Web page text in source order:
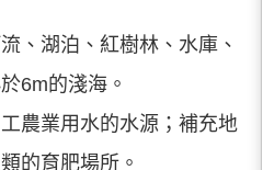
、湖泊、紅樹林、水庫、
6m的淺海。
農業用水的水源；補充地
的育肥場所。